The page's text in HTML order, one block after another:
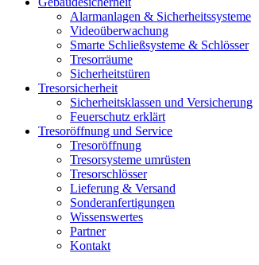
Alarmanlagen & Sicherheitssysteme
Videoüberwachung
Smarte Schließsysteme & Schlösser
Tresorräume
Sicherheitstüren
Tresorsicherheit
Sicherheitsklassen und Versicherung
Feuerschutz erklärt
Tresoröffnung und Service
Tresoröffnung
Tresorsysteme umrüsten
Tresorschlösser
Lieferung & Versand
Sonderanfertigungen
Wissenswertes
Partner
Kontakt